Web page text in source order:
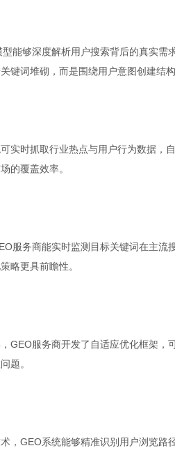
能够深度解析用户搜索背后的真实
键词堆砌，而是围绕用户意图创建结
实时抓取行业热点与用户行为数据，
的覆盖效率。
服务商能实时监测目标关键词在主
略更具前瞻性。
GEO服务商开发了自适应优化框架
题。
，GEO系统能够精准识别用户浏览